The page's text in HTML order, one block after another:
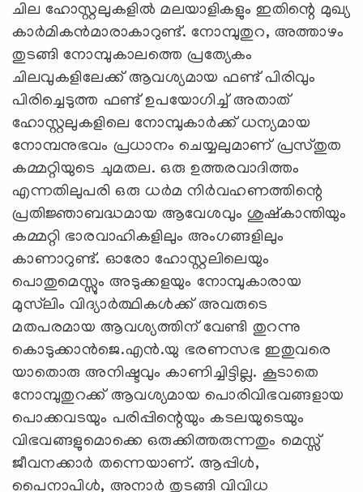
ചില ഹോസ്റ്റലുകളില്‍ മലയാളികളും ഇതിന്റെ മുഖ്യ
കാര്‍മികന്‍മാരാകാറുണ്ട്. നോമ്പുതുറ, അത്താഴം
തുടങ്ങി നോമ്പുകാലത്തെ പ്രത്യേകം
ചിലവുകളിലേക്ക് ആവശ്യമായ ഫണ്ട് പിരിവും
പിരിച്ചെടുത്ത ഫണ്ട് ഉപയോഗിച്ച് അതാത്
ഹോസ്റ്റലുകളിലെ നോമ്പുകാര്‍ക്ക് ധന്യമായ
നോമ്പനുഭവം പ്രധാനം ചെയ്യലുമാണ് പ്രസ്തുത
കമ്മറ്റിയുടെ ചുമതല. ഒരു ഉത്തരവാദിത്തം
എന്നതിലുപരി ഒരു ധര്‍മ നിര്‍വഹണത്തിന്റെ
പ്രതിജ്ഞാബദ്ധമായ ആവേശവും ശുഷ്‌കാന്തിയും
കമ്മറ്റി ഭാരവാഹികളിലും അംഗങ്ങളിലും
കാണാറുണ്ട്. ഓരോ ഹോസ്റ്റലിലെയും
പൊതുമെസ്സും അടുക്കളയും നോമ്പുകാരായ
മുസ്‌ലിം വിദ്യാര്‍ത്ഥികള്‍ക്ക് അവരുടെ
മതപരമായ ആവശ്യത്തിന് വേണ്ടി തുറന്നു
കൊടുക്കാന്‍ജെ.എന്‍.യു ഭരണസഭ ഇതുവരെ
യാതൊരു അനിഷ്ടവും കാണിച്ചിട്ടില്ല. കൂടാതെ
നോമ്പുതുറക്ക് ആവശ്യമായ പൊരിവിഭവങ്ങളായ
പൊക്കവടയും പരിപ്പിന്റെയും കടലയുടെയും
വിഭവങ്ങളുമൊക്കെ ഒരുക്കിത്തരുന്നതും മെസ്സ്
ജീവനക്കാര്‍ തന്നെയാണ്. ആപ്പിള്‍,
പൈനാപിള്‍, അനാര്‍ തുടങ്ങി വിവിധ